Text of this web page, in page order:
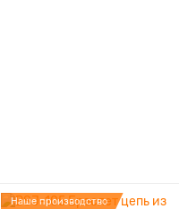
Наше производство